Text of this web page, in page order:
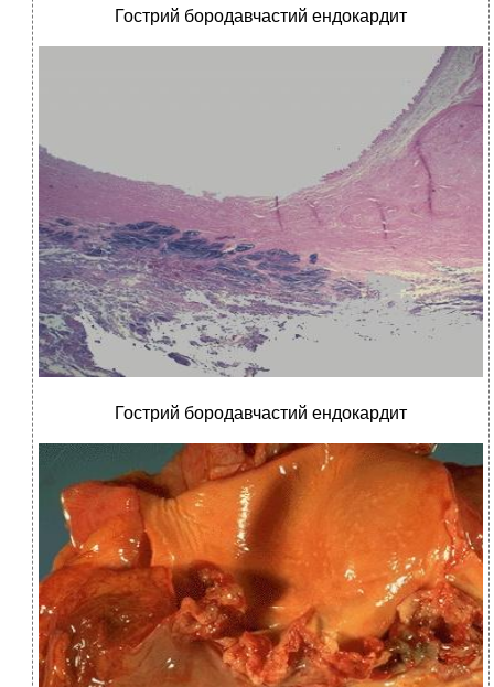
Гострий бородавчастий ендокардит
Гострий бородавчастий ендокардит